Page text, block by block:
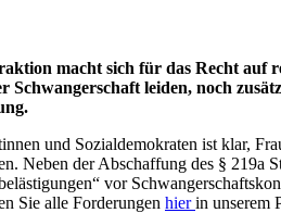
macht sich für das Recht
Schwangerschaft leiden, noch
und Sozialdemokraten ist klar,
Neben der Abschaffung des § 219a
vor
Sie alle Forderungen hierin unserem